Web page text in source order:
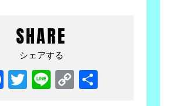
SHARE
シェアする
Facebook
Twitter
LineCopy